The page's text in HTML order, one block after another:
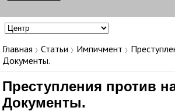
Главная Статьи Импичмент
Документы.
Преступления против
Документы.